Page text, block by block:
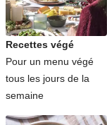
Recettes végé
Pour un menu végé
tous les jours de la
semaine